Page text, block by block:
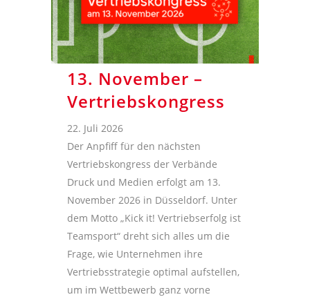
13. November –
Vertriebskongress
22. Juli 2026
Der Anpfiff für den nächsten
Vertriebskongress der Verbände
Druck und Medien erfolgt am 13.
November 2026 in Düsseldorf. Unter
dem Motto „Kick it! Vertriebserfolg ist
Teamsport“ dreht sich alles um die
Frage, wie Unternehmen ihre
Vertriebsstrategie optimal aufstellen,
um im Wettbewerb ganz vorne